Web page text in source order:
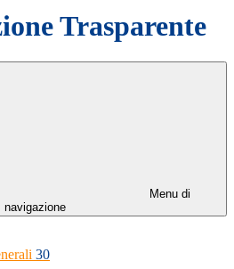
Trasparente
Menu di
navigazione
30